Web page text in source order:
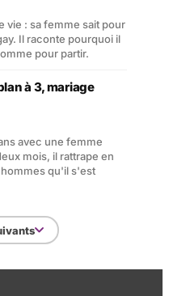
vie : sa femme sait pour
Il raconte pourquoi il
pour partir.
à 3, mariage
avec une femme
mois, il rattrape en
qu'il s'est